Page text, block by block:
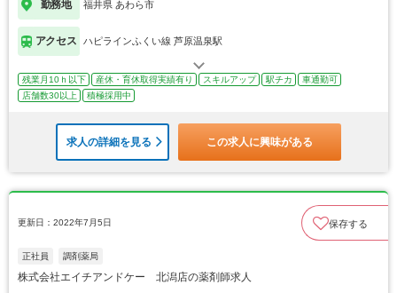
勤務地 福井県 あわら市
アクセス ハピラインふくい線 芦原温泉駅
残業月10ｈ以下 産休・育休取得実績有り スキルアップ 駅チカ
車通勤可
店舗数30以上
積極採用中
求人の詳細を見る この求人に興味がある
更新日：2022年7月5日 保存する
正社員 調剤薬局
株式会社エイチアンドケー 北潟店の薬剤師求人